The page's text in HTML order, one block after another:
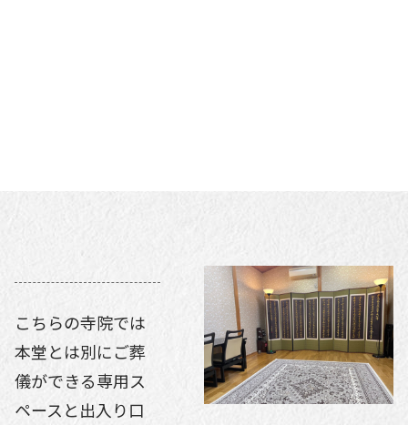
こちらの寺院では
本堂とは別にご葬
儀ができる専用ス
ペースと出入り口